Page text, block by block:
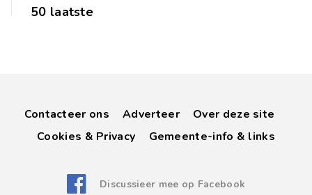
50 laatste
Contacteer ons Adverteer
Over deze site
Cookies & Privacy
Gemeente-info & links
Discussieer mee op Facebook